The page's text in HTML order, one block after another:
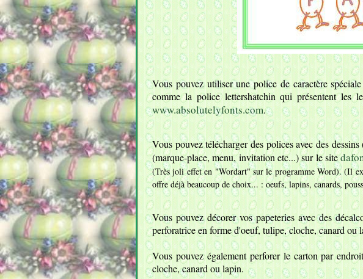
Vous pouvez utiliser une police de caractère
comme la police lettershatchin qui présentent les
www.absolutelyfonts.com.
Vous pouvez télécharger des polices avec des
(marque-place, menu, invitation etc...) sur le site
(Très joli effet en "Wordart" sur le programme Word). (Il
offre déjà beaucoup de choix... : oeufs, lapins, canards,
Vous pouvez décorer vos papeteries avec des
perforatrice en forme d'oeuf, tulipe, cloche, canard ou
Vous pouvez également perforer le carton par
cloche, canard ou lapin.